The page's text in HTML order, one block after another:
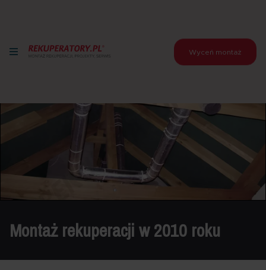
Wyceń montaż
Montaż rekuperacji w 2010 roku